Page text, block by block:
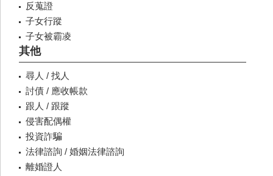
反蒐證
子女行蹤
子女被霸凌
其他
尋人 / 找人
討債 / 應收帳款
跟人 / 跟蹤
侵害配偶權
投資詐騙
法律諮詢 / 婚姻法律諮詢
離婚證人